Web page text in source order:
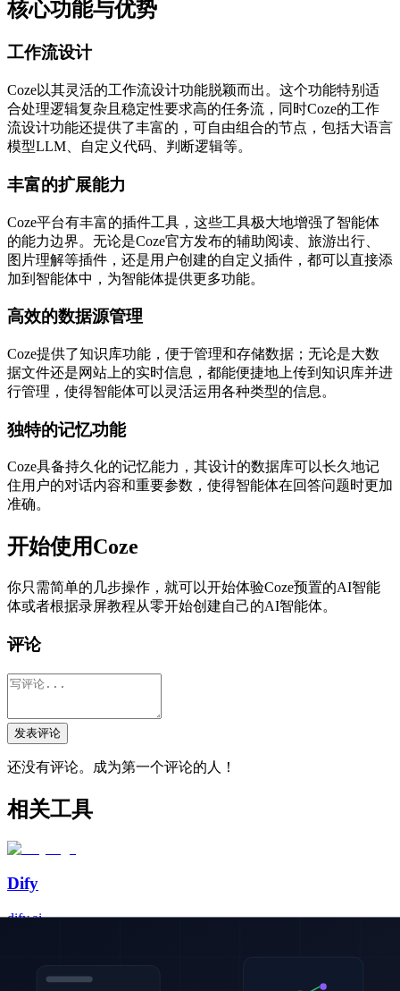
核心功能与优势
工作流设计
Coze以其灵活的工作流设计功能脱颖而出。这个功能特别适
合处理逻辑复杂且稳定性要求高的任务流，同时Coze的工作
流设计功能还提供了丰富的，可自由组合的节点，包括大语言
模型LLM、自定义代码、判断逻辑等。
丰富的扩展能力
Coze平台有丰富的插件工具，这些工具极大地增强了智能体
的能力边界。无论是Coze官方发布的辅助阅读、旅游出行、
图片理解等插件，还是用户创建的自定义插件，都可以直接添
加到智能体中，为智能体提供更多功能。
高效的数据源管理
Coze提供了知识库功能，便于管理和存储数据；无论是大数
据文件还是网站上的实时信息，都能便捷地上传到知识库并进
行管理，使得智能体可以灵活运用各种类型的信息。
独特的记忆功能
Coze具备持久化的记忆能力，其设计的数据库可以长久地记
住用户的对话内容和重要参数，使得智能体在回答问题时更加
准确。
开始使用Coze
你只需简单的几步操作，就可以开始体验Coze预置的AI智能
体或者根据录屏教程从零开始创建自己的AI智能体。
评论
发表评论
还没有评论。成为第一个评论的人！
相关工具
Dify
dify.ai
万+ GitHub Stars,帮助开发者快速构建 AI 原生应用。